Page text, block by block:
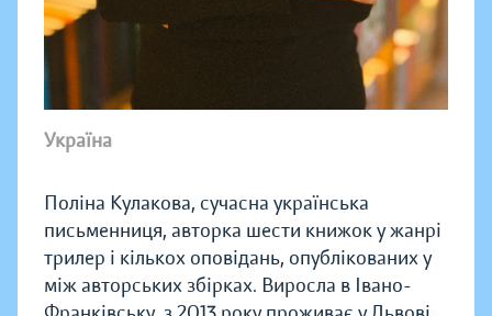
Україна
Поліна Кулакова, сучасна українська
письменниця, авторка шести книжок у жанрі
трилер і кількох оповідань, опублікованих у
між авторських збірках. Виросла в Івано-